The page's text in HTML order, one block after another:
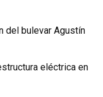
del bulevar Agustín
eléctrica en